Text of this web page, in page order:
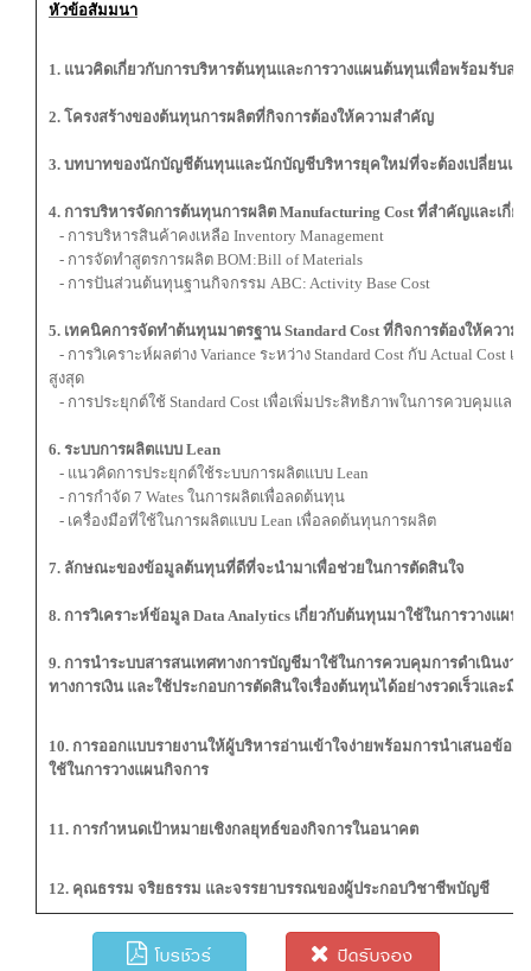
หัวข้อสัมมนา
1. แนวคิดเกี่ยวกับการบริหารต้นทุนและการวางแผนต้นทุนเพื่อพร้อมรับส
2. โครงสร้างของต้นทุนการผลิตที่กิจการต้องให้ความสำคัญ
3. บทบาทของนักบัญชีต้นทุนและนักบัญชีบริหารยุคใหม่ที่จะต้องเปลี่ยนแป
4. การบริหารจัดการต้นทุนการผลิต Manufacturing Cost ที่สำคัญและเกี่ย
- การบริหารสินค้าคงเหลือ Inventory Management
- การจัดทำสูตรการผลิต BOM:Bill of Materials
- การปันส่วนต้นทุนฐานกิจกรรม ABC: Activity Base Cost
5. เทคนิคการจัดทำต้นทุนมาตรฐาน Standard Cost ที่กิจการต้องให้ความ
- การวิเคราะห์ผลต่าง Variance ระหว่าง Standard Cost กับ Actual Cost
สูงสุด
- การประยุกต์ใช้ Standard Cost เพื่อเพิ่มประสิทธิภาพในการควบคุมและ
6. ระบบการผลิตแบบ Lean
- แนวคิดการประยุกต์ใช้ระบบการผลิตแบบ Lean
- การกำจัด 7 Wates ในการผลิตเพื่อลดต้นทุน
- เครื่องมือที่ใช้ในการผลิตแบบ Lean เพื่อลดต้นทุนการผลิต
7. ลักษณะของข้อมูลต้นทุนที่ดีที่จะนำมาเพื่อช่วยในการตัดสินใจ
8. การวิเคราะห์ข้อมูล Data Analytics เกี่ยวกับต้นทุนมาใช้ในการวางแผ
9. การนำระบบสารสนเทศทางการบัญชีมาใช้ในการควบคุมการดำเนินงา
ทางการเงิน และใช้ประกอบการตัดสินใจเรื่องต้นทุนได้อย่างรวดเร็วและมี
10. การออกแบบรายงานให้ผู้บริหารอ่านเข้าใจง่ายพร้อมการนำเสนอข้
ใช้ในการวางแผนกิจการ
11. การกำหนดเป้าหมายเชิงกลยุทธ์ของกิจการในอนาคต
12. คุณธรรม จริยธรรม และจรรยาบรรณของผู้ประกอบวิชาชีพบัญชี
โบรชัวร์ ปิดรับจอง